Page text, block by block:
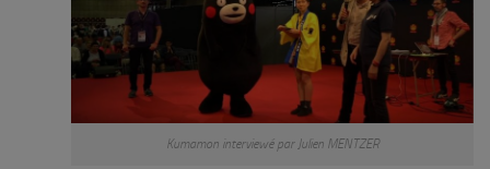
Kumamon interviewé par Julien MENTZER